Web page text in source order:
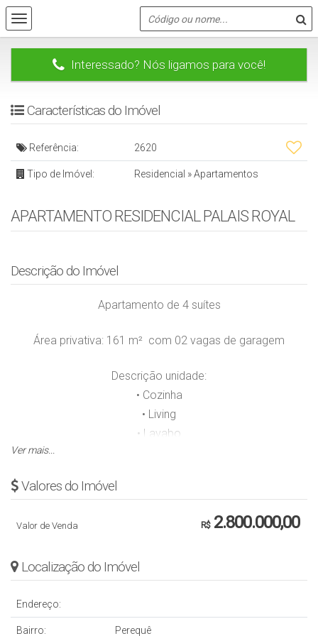
Interessado? Nós ligamos para você!
Características do Imóvel
Referência: 2620
Tipo de Imóvel: Residencial »Apartamentos
APARTAMENTO RESIDENCIAL PALAIS ROYAL
Descrição do Imóvel
Apartamento de 4 suítes
Área privativa: 161 m² com 02 vagas de garagem
Descrição unidade:
• Cozinha
• Living
• Lavabo
Descrição do empreendimento:
• Spa Piscina
• Piscina adulta
• Sala de jogos com gourmet
Ver mais...
Valores do Imóvel
R$2.800.000,00
Valor de Venda
Localização do Imóvel
Endereço:
Bairro: Perequê